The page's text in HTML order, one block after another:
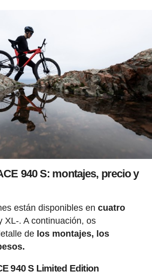
940 S: montajes, precio y
están disponibles en cuatro
XL-. A continuación, os
delos montajes, los
940 S Limited Edition